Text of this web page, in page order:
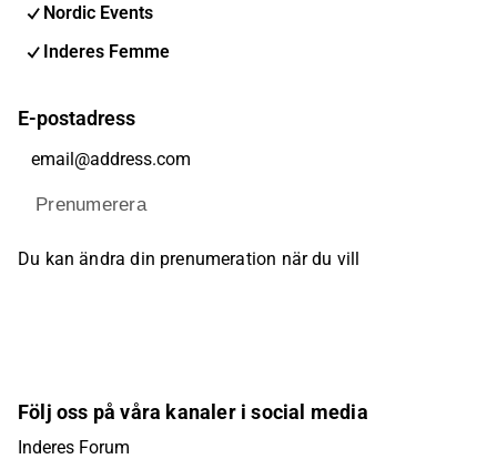
Nordic Events
Inderes Femme
E-postadress
Prenumerera
Du kan ändra din prenumeration när du vill
Följ oss på våra kanaler i social media
Inderes Forum